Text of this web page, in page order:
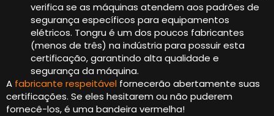
verifica se as máquinas atendem aos padrões de
segurança específicos para equipamentos
elétricos. Tongru é um dos poucos fabricantes
(menos de três) na indústria para possuir esta
certificação, garantindo alta qualidade e
segurança da máquina.
A fabricante respeitável fornecerão abertamente suas
certificações. Se eles hesitarem ou não puderem
fornecê-los, é uma bandeira vermelha!